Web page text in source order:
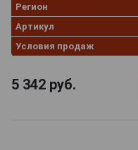
Регион
Артикул
Условия продаж
5 342 руб.